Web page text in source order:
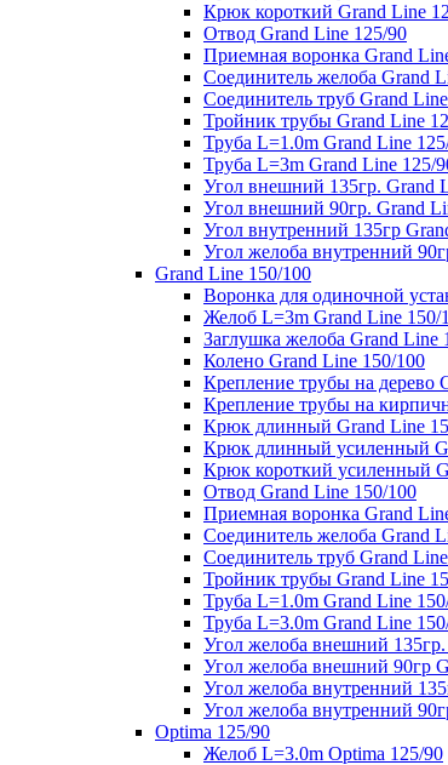
Крюк короткий Grand Line
Отвод Grand Line 125/90
Приемная воронка Grand
Соединитель желоба Grand
Соединитель труб Grand
Тройник трубы Grand Line
Труба L=1.0m Grand Line
Труба L=3m Grand Line 125/
Угол внешний 135гр. Grand
Угол внешний 90гр. Grand
Угол внутренний 135гр
Угол желоба внутренний
Grand Line 150/100
Воронка для одиночной
Желоб L=3m Grand Line 150/
Заглушка желоба Grand Line
Колено Grand Line 150/100
Крепление трубы на дерево
Крепление трубы на
Крюк длинный Grand Line
Крюк длинный усиленный
Крюк короткий усиленный
Отвод Grand Line 150/100
Приемная воронка Grand
Соединитель желоба Grand
Соединитель труб Grand
Тройник трубы Grand Line
Труба L=1.0m Grand Line
Труба L=3.0m Grand Line
Угол желоба внешний
Угол желоба внешний 90гр
Угол желоба внутренний
Угол желоба внутренний
Optima 125/90
Желоб L=3.0m Optima 125/90